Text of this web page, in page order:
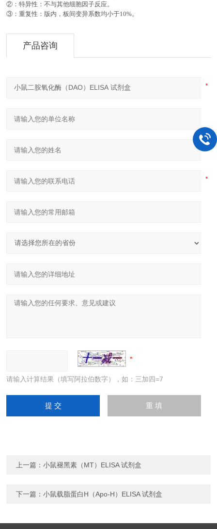
②：特异性：不与其他细胞因子反应。
③：重复性：版内，板间变异系数均小于10%。
产品咨询
请输入计算结果（填写阿拉伯数字），如：三加四=7
上一篇：小鼠褪黑素（MT）ELISA 试剂盒
下一篇：小鼠载脂蛋白H（Apo-H）ELISA 试剂盒